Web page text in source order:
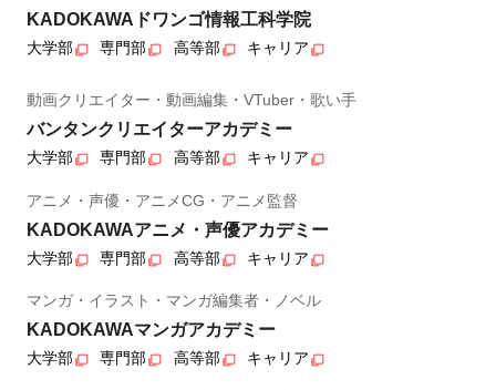
KADOKAWAドワンゴ情報工科学院
大学部 専門部 高等部 キャリア
動画クリエイター・動画編集・VTuber・歌い手
バンタンクリエイターアカデミー
大学部 専門部 高等部 キャリア
アニメ・声優・アニメCG・アニメ監督
KADOKAWAアニメ・声優アカデミー
大学部 専門部 高等部 キャリア
マンガ・イラスト・マンガ編集者・ノベル
KADOKAWAマンガアカデミー
大学部 専門部 高等部 キャリア